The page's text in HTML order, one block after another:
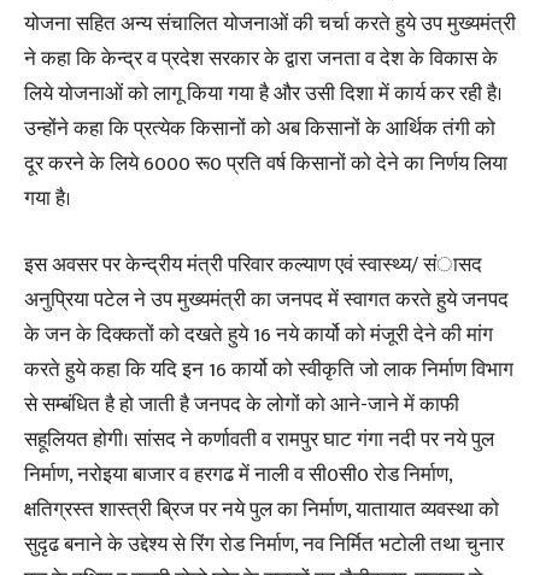
योजना सहित अन्य संचालित योजनाओं की चर्चा करते हुये उप मुख्यमंत्री
ने कहा कि केन्द्र व प्रदेश सरकार के द्वारा जनता व देश के विकास के
लिये योजनाओं को लागू किया गया है और उसी दिशा में कार्य कर रही है।
उन्होंने कहा कि प्रत्येक किसानों को अब किसानों के आर्थिक तंगी को
दूर करने के लिये 6000 रू0 प्रति वर्ष किसानों को देने का निर्णय लिया
गया है।
इस अवसर पर केन्द्रीय मंत्री परिवार कल्याण एवं स्वास्थ्य/ संासद
अनुप्रिया पटेल ने उप मुख्यमंत्री का जनपद में स्वागत करते हुये जनपद
के जन के दिक्कतों को दखते हुये 16 नये कार्यो को मंजूरी देने की मांग
करते हुये कहा कि यदि इन 16 कार्यो को स्वीकृति जो लाक निर्माण विभाग
से सम्बंधित है हो जाती है जनपद के लोगों को आने-जाने में काफी
सहूलियत होगी। सांसद ने कर्णावती व रामपुर घाट गंगा नदी पर नये पुल
निर्माण, नरोइया बाजार व हरगढ में नाली व सी0सी0 रोड निर्माण,
क्षतिग्रस्त शास्त्री ब्रिज पर नये पुल का निर्माण, यातायात व्यवस्था को
सुदृढ बनाने के उद्देश्य से रिंग रोड निर्माण, नव निर्मित भटोली तथा चुनार